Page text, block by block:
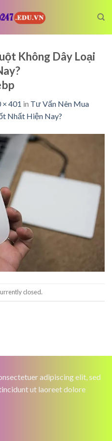
Không Dây Loại
× 401 in Tư Vấn Nên Mua
Nhất Hiện Nay?
closed.
adipiscing elit, sed
ut laoreet dolore